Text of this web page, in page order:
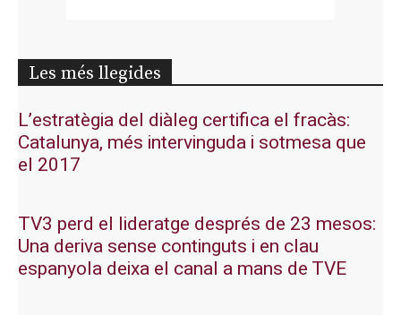
Les més llegides
L’estratègia del diàleg certifica el fracàs:
Catalunya, més intervinguda i sotmesa que
el 2017
TV3 perd el lideratge després de 23 mesos:
Una deriva sense continguts i en clau
espanyola deixa el canal a mans de TVE